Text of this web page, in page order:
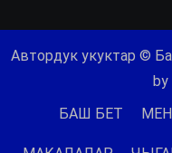
Автордук укуктар ©
by
БАШ БЕТ